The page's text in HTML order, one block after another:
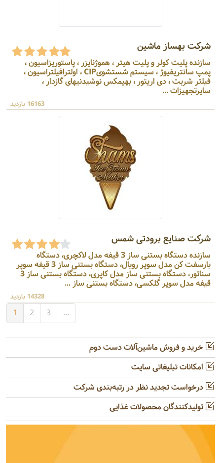
شرکت بهساز ماشین
سازنده پلیت کولر و پلیت هیتر ، هموژنایزر ، پاستوریزاسیون ،
پمپ سانتریفیوژ ، سیستم شستشویCIP ، اولترافیلتراسیون ،
فیلتر شربت ، دی اریتور ، بهیمکس نوشیدنیهای گازدار ،
سایرتجهیزات ...
16163 بازدید
شرکت صنایع برودتی شمس
سازنده دستگاه بستنی ساز 3 قیفه مدل لاکچری، دستگاه
بارسفت کن مدل سوپر رویال، دستگاه بستنی ساز 3 قیفه سوپر
سناتور، دستگاه بستنی ساز مدل کاپری، دستگاه بستنی ساز 3
قیفه مدل سوپر گلکسی، دستگاه بستنی ساز ...
14328 بازدید
1 2 3 ...
خرید و فروش ماشین‌آلات دست دوم
امکانات تبلیغاتی سایت
درخواست تجدید نظر در رتبه‌بندی شرکت
تولیدکنندگان محصولات غذایی